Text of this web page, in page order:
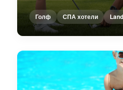
Голф СПА хотели